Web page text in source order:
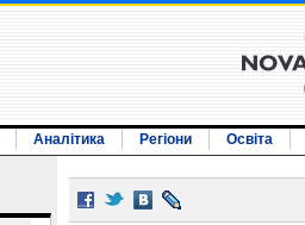
Аналітика Регіони Освіта